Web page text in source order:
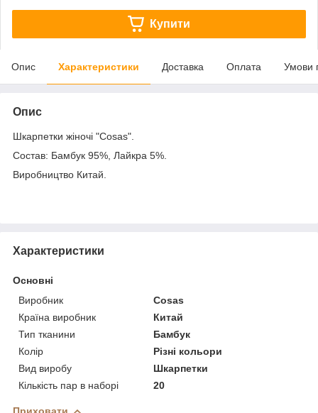
Купити
Опис Характеристики Доставка Оплата Умови
Опис
Шкарпетки жіночі "Cosas".
Состав: Бамбук 95%, Лайкра 5%.
Виробництво Китай.
Характеристики
Основні
Виробник
Cosas
Країна виробник
Китай
Тип тканини
Бамбук
Колір
Різні кольори
Вид виробу
Шкарпетки
Кількість пар в наборі
20
Приховати